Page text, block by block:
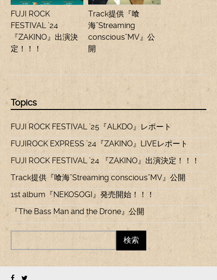
FUJI ROCK
FESTIVAL ’24
『ZAKINO』出演決
定！！！
Track提供『喰
海”Streaming
conscious”MV』公
開
Topics
FUJI ROCK FESTIVAL ’25『ALKDO』レポート
FUJIROCK EXPRESS ’24『ZAKINO』LIVEレポート
FUJI ROCK FESTIVAL ’24 『ZAKINO』出演決定！！！
Track提供『喰海”Streaming conscious”MV』公開
1st album『NEKOSOGI』発売開始！！！
『The Bass Man and the Drone』公開